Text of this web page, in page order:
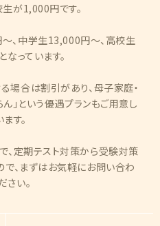
が1,000円です。
、中学生13,000円〜、高校生
っています。
場合は割引があり、母子家庭・
」という優遇プランもご用意し
す。
、定期テスト対策から受験対策
で、まずはお気軽にお問い合わ
さい。